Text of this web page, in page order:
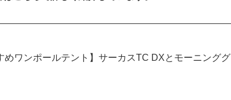
めワンポールテント】サーカスTC DXとモーニンググ